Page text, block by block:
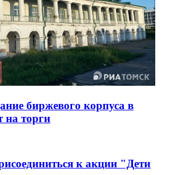
биржевого корпуса в
на торги
к акции "Дети